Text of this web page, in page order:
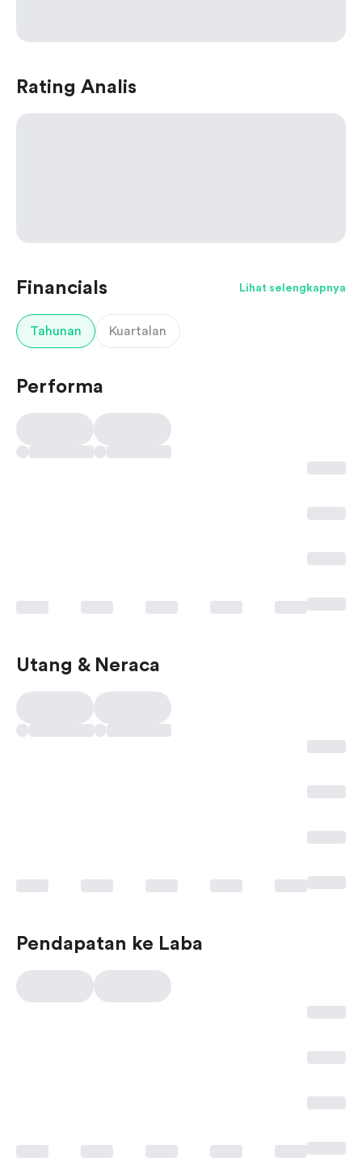
Rating Analis
Financials Lihat selengkapnya
Tahunan Kuartalan
Performa
Utang & Neraca
Pendapatan ke Laba